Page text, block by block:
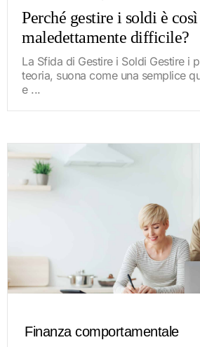
Perché gestire i soldi è così
maledettamente difficile?
La Sfida di Gestire i Soldi Gestire i
teoria, suona come una semplice
e ...
Finanza comportamentale